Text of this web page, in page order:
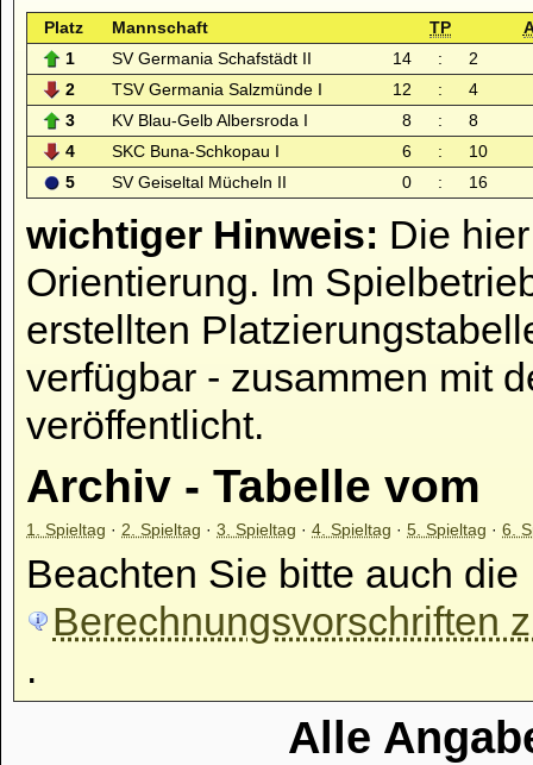
Platz Mannschaft TP
1
SV Germania Schafstädt II 14 :
2
2
TSV Germania Salzmünde I 12 :
4
3
KV Blau-Gelb Albersroda I 8 :
8
4
SKC Buna-Schkopau I 6 :
10
5
SV Geiseltal Mücheln II 0 : 16
wichtiger Hinweis: Die
Orientierung. Im
erstellten
verfügbar - zusammen mit
veröffentlicht.
Archiv - Tabelle vom
1. Spieltag · 2. Spieltag · 3. Spieltag · 4. Spieltag · 5. Spieltag · 6.
Beachten Sie bitte auch die
Berechnungsvorschriften
.
Alle